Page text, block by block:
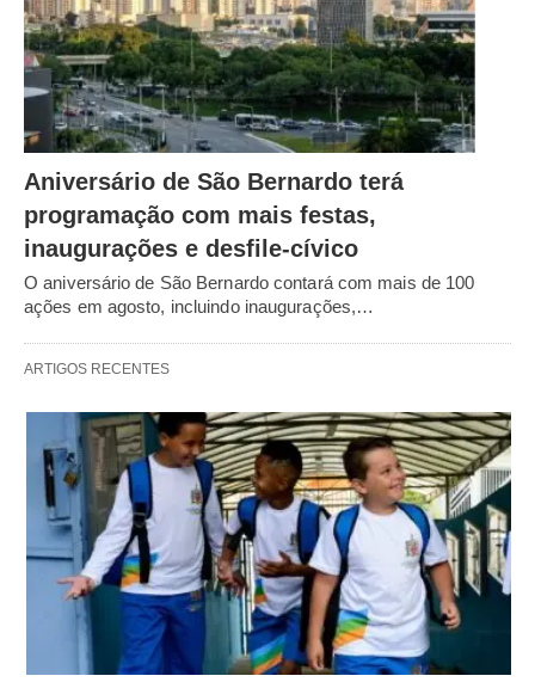
Aniversário de São Bernardo terá
programação com mais festas,
inaugurações e desfile-cívico
O aniversário de São Bernardo contará com mais de 100
ações em agosto, incluindo inaugurações,…
ARTIGOS RECENTES